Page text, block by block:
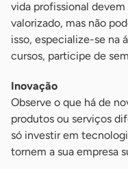
vida profissional devem
valorizado, mas não
isso, especialize-se na
cursos, participe de
Inovação
Observe o que há de
produtos ou serviços
só investir em
tornem a sua empresa